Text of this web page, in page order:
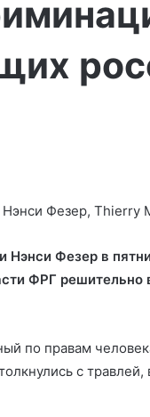
Фезер, Thierry
Фезер в
ФРГ
по правам
с